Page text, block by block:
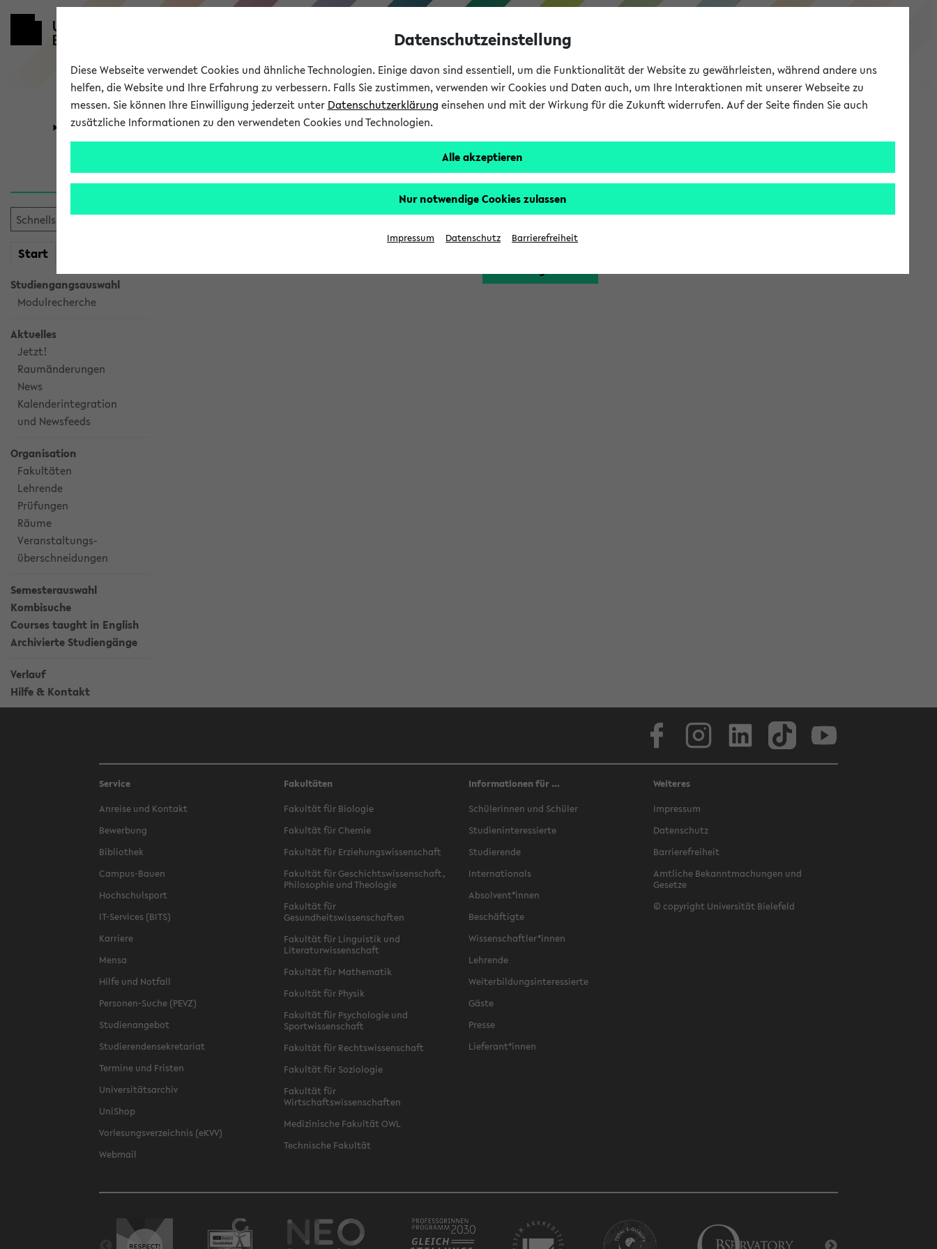
eKVV
Universität Forschung Studium
Start
Studiengangsauswahl
Modulrecherche
Aktuelles
Jetzt!
Raumänderungen
News
Kalenderintegration
und Newsfeeds
Organisation
Fakultäten
Lehrende
Prüfungen
Räume
Veranstaltungs-
überschneidungen
Semesterauswahl
Kombisuche
Courses taught in English
Archivierte Studiengänge
Verlauf
Hilfe & Kontakt
Sie möchten auf eine eKVV Funktion zugreifen, die Ihnen erst nach einer Anmeldung am System zur Verfügung steht.
Bitte melden Sie sich an:
Service
Anreise und Kontakt
Bewerbung
Bibliothek
Campus-Bauen
Hochschulsport
IT-Services (BITS)
Karriere
Mensa
Hilfe und Notfall
Personen-Suche (PEVZ)
Studienangebot
Studierendensekretariat
Termine und Fristen
Universitätsarchiv
UniShop
Vorlesungsverzeichnis (eKVV)
Webmail
Fakultäten
Fakultät für Biologie
Fakultät für Chemie
Fakultät für Erziehungswissenschaft
Fakultät für Geschichtswissenschaft,
Philosophie und Theologie
Fakultät für
Gesundheitswissenschaften
Fakultät für Linguistik und
Literaturwissenschaft
Fakultät für Mathematik
Fakultät für Physik
Fakultät für Psychologie und
Sportwissenschaft
Fakultät für Rechtswissenschaft
Fakultät für Soziologie
Fakultät für
Wirtschaftswissenschaften
Medizinische Fakultät OWL
Technische Fakultät
Informationen für ...
Schülerinnen und Schüler
Studieninteressierte
Studierende
Internationals
Absolvent*innen
Beschäftigte
Wissenschaftler*innen
Lehrende
Weiterbildungsinteressierte
Gäste
Presse
Lieferant*innen
Weiteres
Impressum
Datenschutz
Barrierefreiheit
Amtliche Bekanntmachungen und
Gesetze
© copyright Universität Bielefeld
Datenschutzeinstellung
Diese Webseite verwendet Cookies und ähnliche Technologien. Einige davon sind essentiell, um die Funktionalität der Website zu gewährleisten, während andere uns
helfen, die Website und Ihre Erfahrung zu verbessern. Falls Sie zustimmen, verwenden wir Cookies und Daten auch, um Ihre Interaktionen mit unserer Webseite zu
messen. Sie können Ihre Einwilligung jederzeit unter Datenschutzerklärung einsehen und mit der Wirkung für die Zukunft widerrufen. Auf der Seite finden Sie auch
zusätzliche Informationen zu den verwendeten Cookies und Technologien.
Alle akzeptieren
Nur notwendige Cookies zulassen
Impressum Datenschutz Barrierefreiheit